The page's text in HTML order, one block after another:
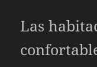
Las